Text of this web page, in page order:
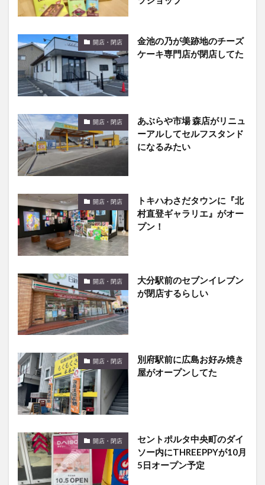
開店・閉店
金池の乃が美跡地のチーズ
ケーキ専門店が閉店してた
開店・閉店
あぶらや市場 森店がリニュ
ーアルしてセルフスタンド
になるみたい
開店・閉店
トキハわさだタウンに『北
村直登ギャラリエ』がオー
プン！
開店・閉店
大分駅前のセブンイレブン
が閉店するらしい
開店・閉店
別府駅前に広島お好み焼き
屋がオープンしてた
開店・閉店
セントポルタ中央町のダイ
ソー内にTHREEPPYが10月
5日オープン予定